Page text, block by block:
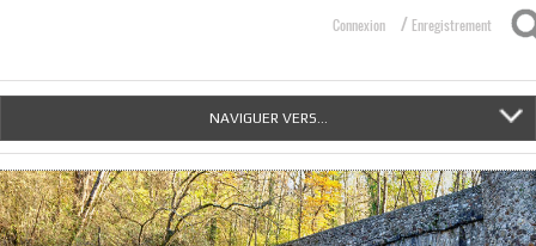
Connexion / Enregistrement
NAVIGUER VERS...